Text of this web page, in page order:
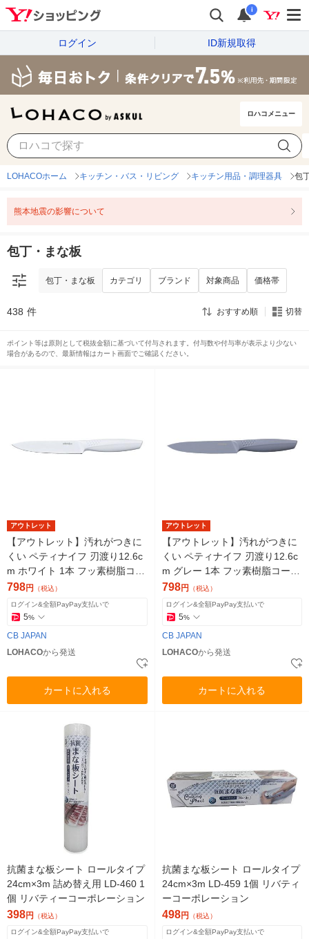
i
ログイン ID新規取得
ロハコメニュー
包丁・まな板
LOHACOホーム キッチン・バス・リビング キッチン用品・調理器具 包
熊本地震の影響について
包丁・まな板
包丁・まな板 カテゴリ ブランド 対象商品 価格帯
438 件 おすすめ順 切替
ポイント等は原則として税抜金額に基づいて付与されます。付与数や付与率が表示より少ない
場合があるので、最新情報はカート画面でご確認ください。
アウトレット
【アウトレット】汚れがつきに
くい ペティナイフ 刃渡り12.6c
m ホワイト 1本 フッ素樹脂コー
ティング 食洗機対応 シービー
ジャパン
798円 （税込）
ログイン&全額PayPay支払いで
5%
CB JAPAN
LOHACOから発送
カートに入れる
アウトレット
【アウトレット】汚れがつきに
くい ペティナイフ 刃渡り12.6c
m グレー 1本 フッ素樹脂コーテ
ィング 食洗機対応 シービージ
ャパン
798円 （税込）
ログイン&全額PayPay支払いで
5%
CB JAPAN
LOHACOから発送
カートに入れる
抗菌まな板シート ロールタイプ
24cm×3m 詰め替え用 LD-460 1
個 リバティーコーポレーション
398円 （税込）
ログイン&全額PayPay支払いで
抗菌まな板シート ロールタイプ
24cm×3m LD-459 1個 リバティ
ーコーポレーション
498円 （税込）
ログイン&全額PayPay支払いで